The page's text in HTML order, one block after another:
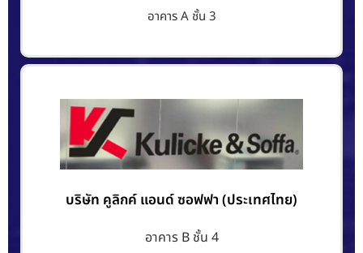
อาคาร A ชั้น 3
บริษัท คูลิกค์ แอนด์ ซอฟฟา (ประเทศไทย)
อาคาร B ชั้น 4